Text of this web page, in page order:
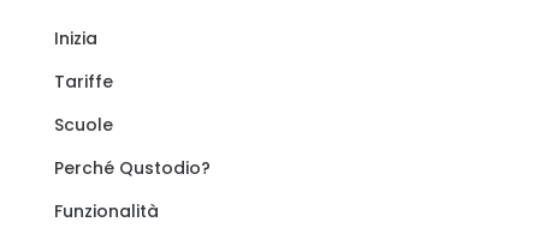
Inizia
Tariffe
Scuole
Perché Qustodio?
Funzionalità